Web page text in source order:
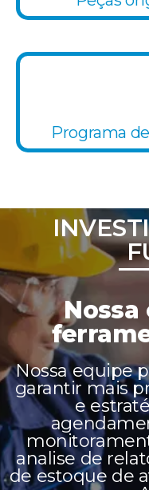
Programa
Nossa equipe
garantir mais
e
analise de
de estoque de